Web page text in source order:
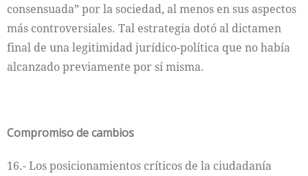
consensuada” por la sociedad, al menos en sus aspectos
más controversiales. Tal estrategia dotó al dictamen
final de una legitimidad jurídico-política que no había
alcanzado previamente por sí misma.
Compromiso de cambios
16.- Los posicionamientos críticos de la ciudadanía